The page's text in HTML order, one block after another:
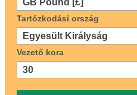
Tartózkodási ország
Vezető kora